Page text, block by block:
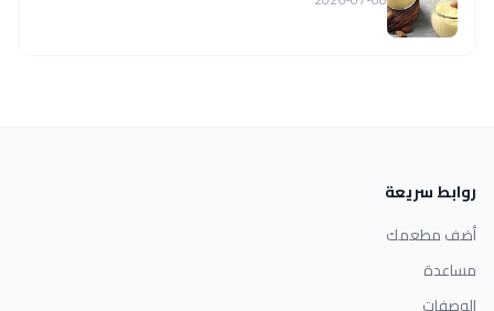
روابط سريعة
أضف مطعمك
مساعدة
الوصفات